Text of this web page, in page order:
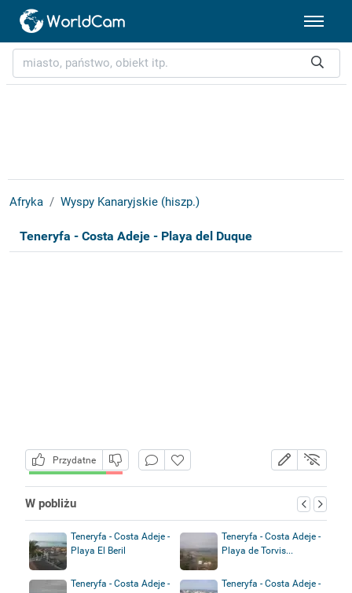
Afryka Wyspy Kanaryjskie (hiszp.)
Teneryfa - Costa Adeje - Playa del Duque
Przydatne
W pobliżu
Teneryfa - Costa Adeje -
Playa El Beril
Teneryfa - Costa Adeje -
Playa de Torvis...
Teneryfa - Costa Adeje -
Teneryfa - Costa Adeje -